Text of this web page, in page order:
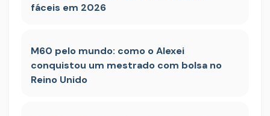
fáceis em 2026
M60 pelo mundo: como o Alexei
conquistou um mestrado com bolsa no
Reino Unido